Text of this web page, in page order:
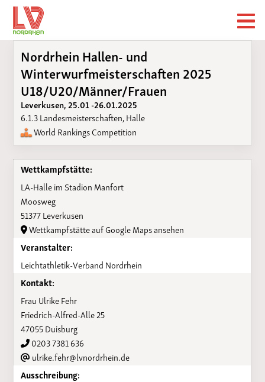
Nordrhein Hallen- und
Winterwurfmeisterschaften 2025
U18/U20/Männer/Frauen
Leverkusen, 25.01 -26.01.2025
6.1.3 Landesmeisterschaften, Halle
World Rankings Competition
Wettkampfstätte:
LA-Halle im Stadion Manfort
Moosweg
51377 Leverkusen
Wettkampfstätte auf Google Maps ansehen
Veranstalter:
Leichtathletik-Verband Nordrhein
Kontakt:
Frau Ulrike Fehr
Friedrich-Alfred-Alle 25
47055 Duisburg
0203 7381 636
ulrike.fehr@lvnordrhein.de
Ausschreibung: